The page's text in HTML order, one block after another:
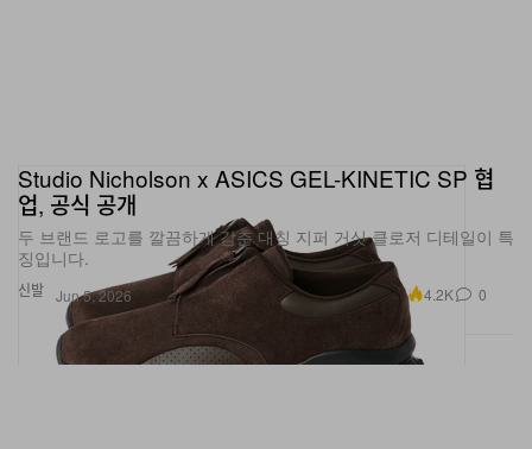
신발
Studio Nicholson x ASICS GEL-KINETIC SP 협
업, 공식 공개
두 브랜드 로고를 깔끔하게 감춘 대칭 지퍼 거싯 클로저 디테일이 특
징입니다.
Jun 5, 2026 4.2K 0